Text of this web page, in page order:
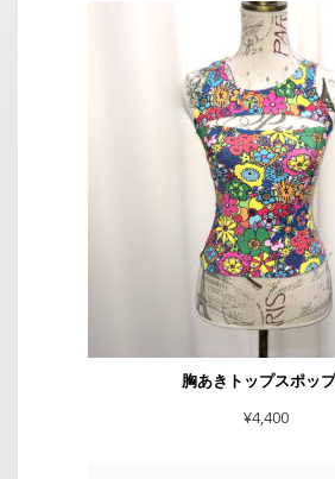
胸あきトップスポッ
¥4,400